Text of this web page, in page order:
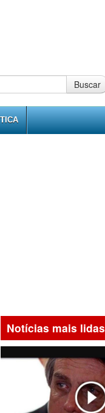
Buscar
Notícias mais lidas